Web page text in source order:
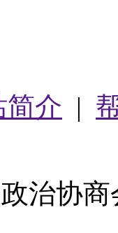
简介 |
治协